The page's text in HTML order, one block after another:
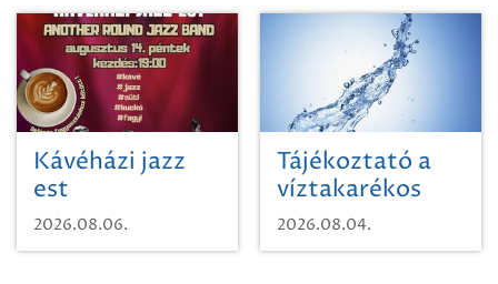
Kávéházi jazz
est
2026.08.06.
Tájékoztató a
víztakarékos
vízhasználatról
2026.08.04.